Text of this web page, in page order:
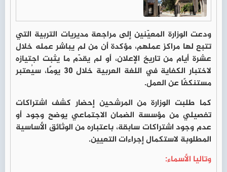
ودعت الوزارة المعيّنين إلى مراجعة مديريات التربية التي
تتبع لها مراكز عملهم، مؤكدة أن من لم يباشر عمله خلال
عشرة أيام من تاريخ الإعلان، أو لم يقدّم ما يثبت اجتيازه
لاختبار الكفاية في اللغة العربية خلال 30 يومًا، سيُعتبر
مستنكفًا عن العمل.
كما طلبت الوزارة من المرشحين إحضار كشف اشتراكات
تفصيلي من مؤسسة الضمان الاجتماعي يوضح وجود أو
عدم وجود اشتراكات سابقة، باعتباره من الوثائق الأساسية
المطلوبة لاستكمال إجراءات التعيين.
وتاليا الأسماء: